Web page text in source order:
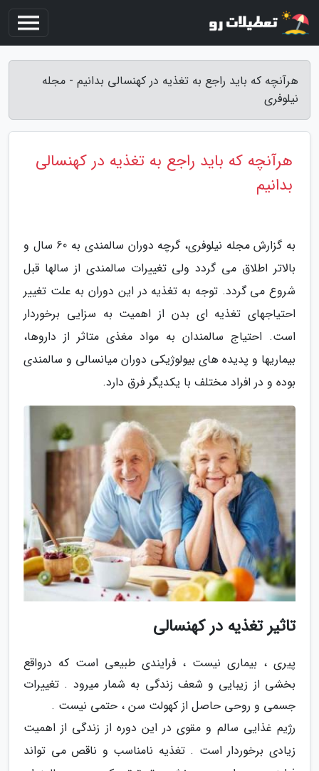
هرآنچه که باید راجع به تغذیه در کهنسالی بدانیم - مجله
نیلوفری
هرآنچه که باید راجع به تغذیه در کهنسالی
بدانیم
به گزارش مجله نیلوفری، گرچه دوران سالمندی به 60 سال و
بالاتر اطلاق می گردد ولی تغییرات سالمندی از سالها قبل
شروع می گردد. توجه به تغذیه در این دوران به علت تغییر
احتیاجهای تغذیه ای بدن از اهمیت به سزایی برخوردار
است. احتیاج سالمندان به مواد مغذی متاثر از داروها،
بیماریها و پدیده های بیولوژیکی دوران میانسالی و سالمندی
بوده و در افراد مختلف با یکدیگر فرق دارد.
تاثیر تغذیه در کهنسالی
پیری ، بیماری نیست ، فرایندی طبیعی است که درواقع
بخشی از زیبایی و شعف زندگی به شمار میرود . تغییرات
جسمی و روحی حاصل از کهولت سن ، حتمی نیست .
رژیم غذایی سالم و مقوی در این دوره از زندگی از اهمیت
زیادی برخوردار است . تغذیه نامناسب و ناقص می تواند